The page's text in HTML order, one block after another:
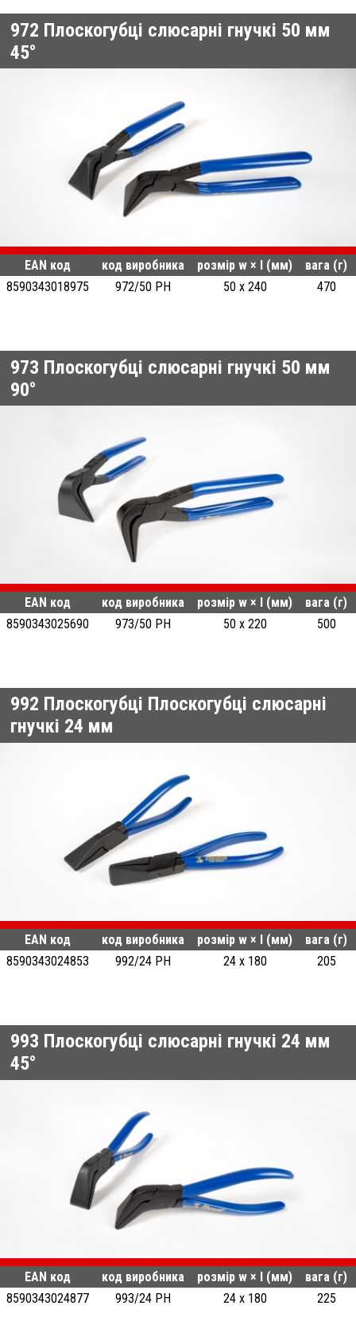
972 Плоскогубці слюсарні гнучкі 50 мм
45°
EAN код код виробника розмір w × l (мм)
вага (г)
8590343018975
972/50 PH 50 x 240 470
973 Плоскогубці слюсарні гнучкі 50 мм
90°
EAN код код виробника розмір w × l (мм)
вага (г)
8590343025690
973/50 PH 50 x 220 500
992 Плоскогубці Плоскогубці слюсарні
гнучкі 24 мм
EAN код код виробника розмір w × l (мм)
вага (г)
8590343024853
992/24 PH 24 x 180 205
993 Плоскогубці слюсарні гнучкі 24 мм
45°
EAN код код виробника розмір w × l (мм)
вага (г)
8590343024877
993/24 PH 24 x 180 225